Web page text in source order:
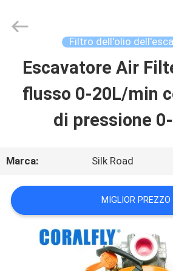
CASA
PRODOTTI
CIRCA
NOI
Enterprise
Reserved.
Filtro dell'olio
Escavatore Air
flusso 0-20L/min
di pressione
Marca: Silk Road
MIGLIOR PREZZO